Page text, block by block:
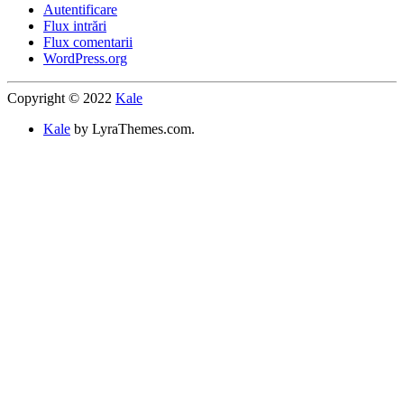
Autentificare
Flux intrări
Flux comentarii
WordPress.org
Copyright © 2022 Kale
Kale by LyraThemes.com.